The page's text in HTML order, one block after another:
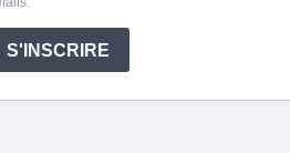
S'INSCRIRE